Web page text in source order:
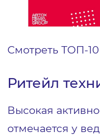
Смотреть ТОП-
Ритейл
Высокая
отмечается у